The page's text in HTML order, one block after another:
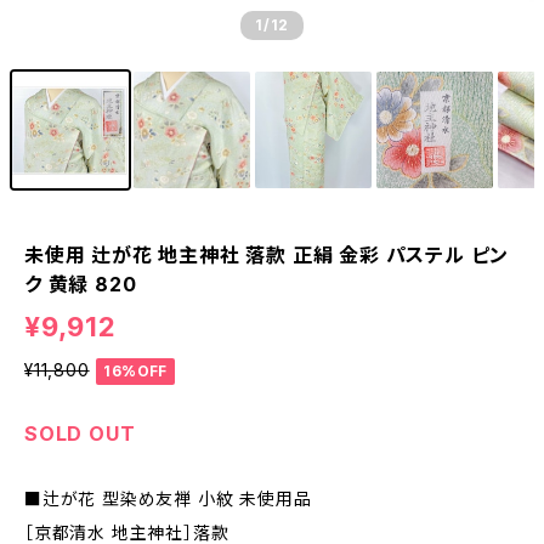
1 /12
未使用 辻が花 地主神社 落款 正絹 金彩 パステル ピン
ク 黄緑 820
¥9,912
¥11,800 16%OFF
SOLD OUT
■辻が花 型染め友禅 小紋 未使用品
［京都清水 地主神社］落款